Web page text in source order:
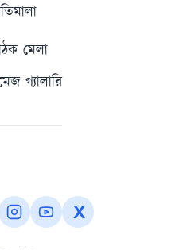
মেলা
গ্যালারি